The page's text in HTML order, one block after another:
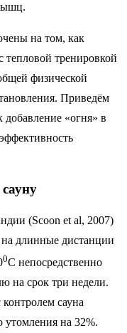
на том, как
тепловой тренировкой
физической
Приведём
«огня» в
(Scoon et al, 2007)
длинные дистанции
0С непосредственно
на срок три недели.
сауна
утомления на 32%.